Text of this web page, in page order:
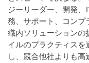
ジーリーダー、開発
務、サポート、コンプ
織内ソリューションの
イルのプラクティスを
し、競合他社よりも